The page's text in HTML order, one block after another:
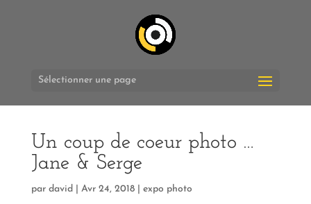
Sélectionner une page
Un coup de coeur photo …
Jane & Serge
par david| Avr 24, 2018| expo photo